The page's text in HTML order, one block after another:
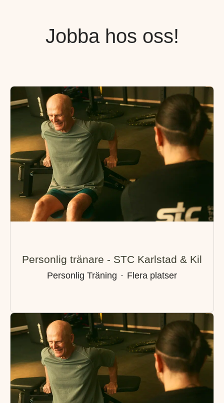
Jobba hos oss!
Personlig tränare - STC Karlstad & Kil
Personlig Träning · Flera platser